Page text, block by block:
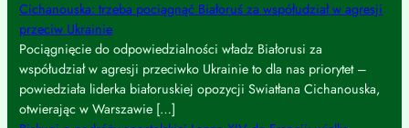
Cichanouska: trzeba pociągnąć Białoruś za współudział w agresji
przeciw Ukrainie
Pociągnięcie do odpowiedzialności władz Białorusi za
współudział w agresji przeciwko Ukrainie to dla nas priorytet –
powiedziała liderka białoruskiej opozycji Swiatłana Cichanouska,
otwierając w Warszawie […]